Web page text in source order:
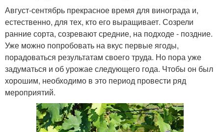
Август-сентябрь прекрасное время для винограда и,
естественно, для тех, кто его выращивает. Созрели
ранние сорта, созревают средние, на подходе - поздние.
Уже можно попробовать на вкус первые ягоды,
порадоваться результатам своего труда. Но пора уже
задуматься и об урожае следующего года. Чтобы он был
хорошим, необходимо в это период провести ряд
мероприятий.